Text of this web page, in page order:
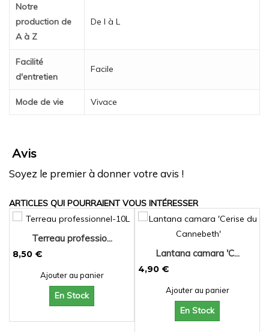
Notre
production de
A à Z
De I à L
Facilité
d'entretien
Facile
Mode de vie Vivace
Avis
Soyez le premier à donner votre avis !
ARTICLES QUI POURRAIENT VOUS INTÉRESSER
Terreau professio...
8,50 €
Ajouter au panier
En Stock
Lantana camara 'C...
4,90 €
Ajouter au panier
En Stock